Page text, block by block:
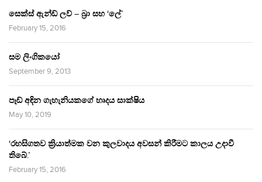
සෙක්ස් ඇන්ඩ් ලව් – බ්‍රා සහ ‘ලේ’
February 15, 2016
සම ලිංගිකයෝ
September 9, 2013
පෑඩ් අඳින ගැහැනියකගේ හෘදය සාක්ෂිය
May 10, 2019
‘රහසිගතව ක්‍රියාත්මක වන කුලවාදය අවසන් කිරීමට කාලය උදාවී
තිබේ.’
February 15, 2016